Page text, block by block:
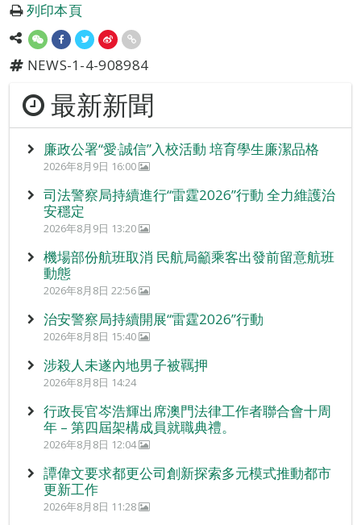
列印本頁
NEWS-1-4-908984
最新新聞
廉政公署“愛‧誠信”入校活動 培育學生廉潔品格
2026年8月9日 16:00
司法警察局持續進行“雷霆2026”行動 全力維護治
安穩定
2026年8月9日 13:20
機場部份航班取消 民航局籲乘客出發前留意航班
動態
2026年8月8日 22:56
治安警察局持續開展“雷霆2026”行動
2026年8月8日 15:40
涉殺人未遂內地男子被羈押
2026年8月8日 14:24
行政長官岑浩輝出席澳門法律工作者聯合會十周
年 – 第四屆架構成員就職典禮。
2026年8月8日 12:04
譚偉文要求都更公司創新探索多元模式推動都市
更新工作
2026年8月8日 11:28